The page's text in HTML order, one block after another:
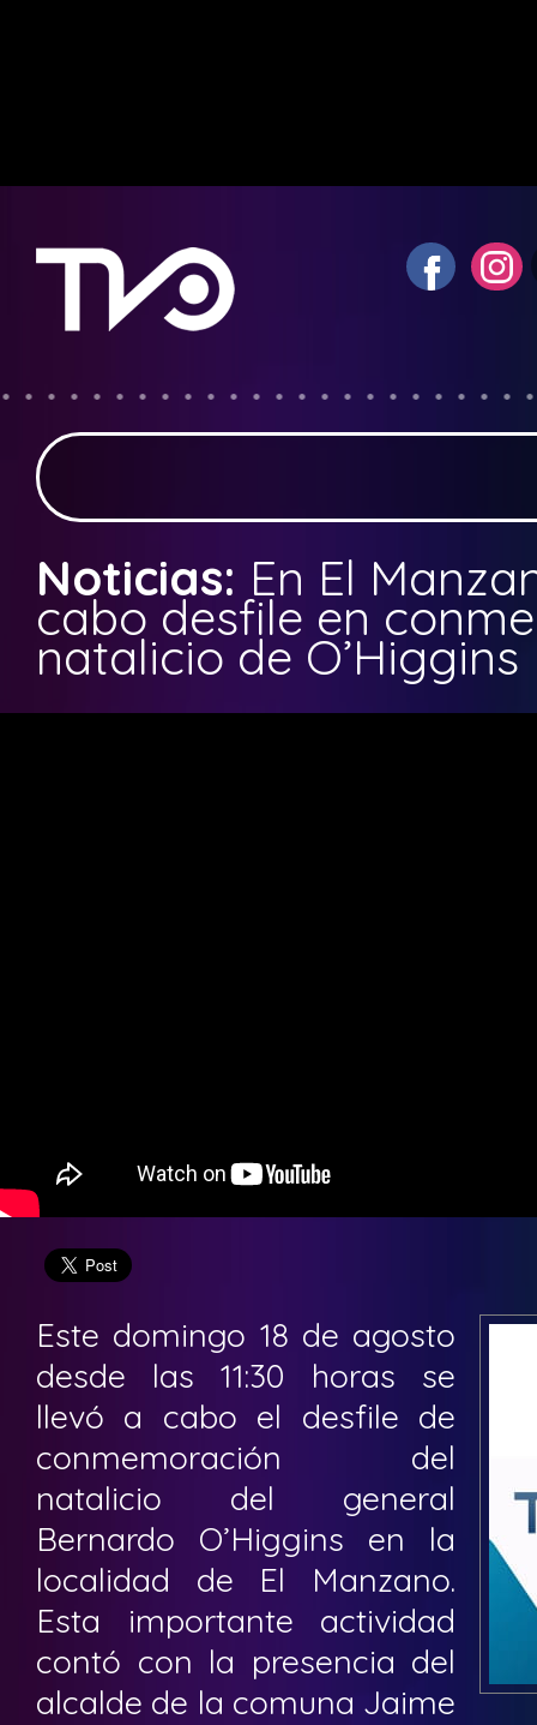
Noticias: En El
cabo desfile en
natalicio de O’Higgins
Este domingo 18 de agosto
desde las 11:30 horas se
llevó a cabo el desfile de
conmemoración del
natalicio del general
Bernardo O’Higgins en la
localidad de El Manzano.
Esta importante actividad
contó con la presencia del
alcalde de la comuna Jaime